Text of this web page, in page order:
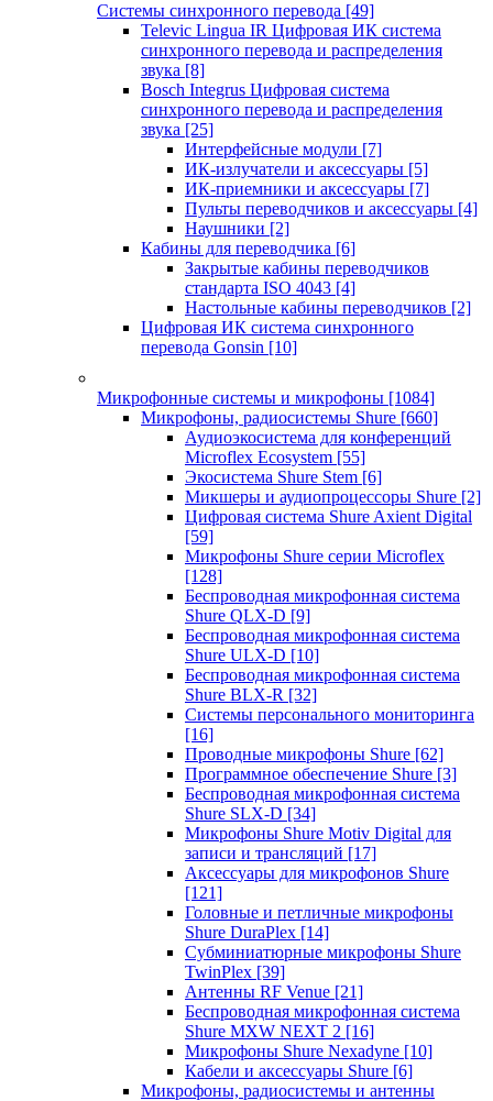
Системы синхронного перевода [49]
Televic Lingua IR Цифровая ИК система
синхронного перевода и распределения
звука [8]
Bosch Integrus Цифровая система
синхронного перевода и распределения
звука [25]
Интерфейсные модули [7]
ИК-излучатели и аксессуары [5]
ИК-приемники и аксессуары [7]
Пульты переводчиков и аксессуары [4]
Наушники [2]
Кабины для переводчика [6]
Закрытые кабины переводчиков
стандарта ISO 4043 [4]
Настольные кабины переводчиков [2]
Цифровая ИК система синхронного
перевода Gonsin [10]
Микрофонные системы и микрофоны [1084]
Микрофоны, радиосистемы Shure [660]
Аудиоэкосистема для конференций
Microflex Ecosystem [55]
Экосистема Shure Stem [6]
Микшеры и аудиопроцессоры Shure [2]
Цифровая система Shure Axient Digital
[59]
Микрофоны Shure серии Microflex
[128]
Беспроводная микрофонная система
Shure QLX-D [9]
Беспроводная микрофонная система
Shure ULX-D [10]
Беспроводная микрофонная система
Shure BLX-R [32]
Системы персонального мониторинга
[16]
Проводные микрофоны Shure [62]
Программное обеспечение Shure [3]
Беспроводная микрофонная система
Shure SLX-D [34]
Микрофоны Shure Motiv Digital для
записи и трансляций [17]
Аксессуары для микрофонов Shure
[121]
Головные и петличные микрофоны
Shure DuraPlex [14]
Субминиатюрные микрофоны Shure
TwinPlex [39]
Антенны RF Venue [21]
Беспроводная микрофонная система
Shure MXW NEXT 2 [16]
Микрофоны Shure Nexadyne [10]
Кабели и аксессуары Shure [6]
Микрофоны, радиосистемы и антенны